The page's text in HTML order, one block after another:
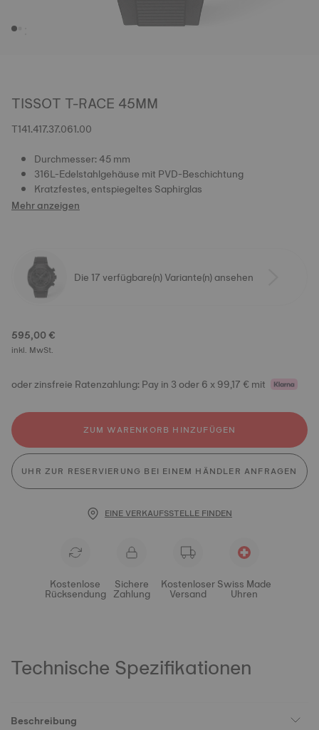
TISSOT T-RACE 45MM
T141.417.37.061.00
Durchmesser: 45 mm
316L-Edelstahlgehäuse mit PVD-Beschichtung
Kratzfestes, entspiegeltes Saphirglas
Mehr anzeigen
Die 17 verfügbare(n) Variante(n) ansehen
595,00 €
inkl. MwSt.
oder zinsfreie Ratenzahlung: Pay in 3 oder 6 x 99,17 € mit
ZUM WARENKORB HINZUFÜGEN
UHR ZUR RESERVIERUNG BEI EINEM HÄNDLER ANFRAGEN
EINE VERKAUFSSTELLE FINDEN
Kostenlose
Rücksendung
Sichere
Zahlung
Kostenloser
Versand
Swiss Made
Uhren
Technische Spezifikationen
Beschreibung